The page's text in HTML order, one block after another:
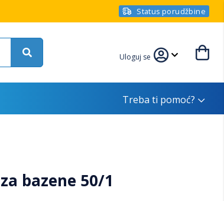
Status porudžbine
Uloguj se
Treba ti pomoć?
bazene 50/1